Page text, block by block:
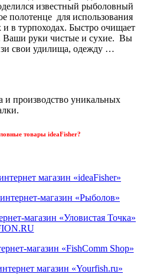
известный рыболовный
полотенце для использования
в турпоходах. Быстро очищает
Ваши руки чистые и сухие. Вы
свои удилища, одежду …
и производство уникальных
товары ideaFisher?
магазин «ideaFisher»
магазин «Рыболов»
магазин «Уловистая Точка»
магазин «FishComm Shop»
магазин «Yourfish.ru»